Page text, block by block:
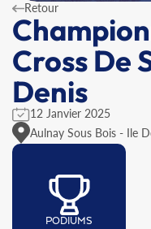
Retour
Cross De
Denis
12 Janvier 2025
Aulnay Sous Bois - Ile
PODIUMS